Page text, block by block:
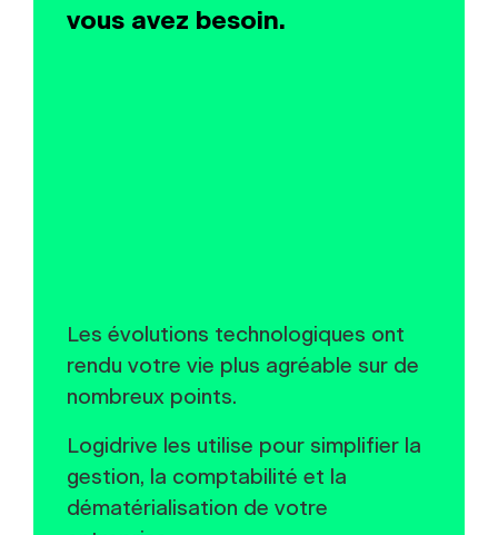
vous avez besoin.
Les évolutions technologiques ont
rendu votre vie plus agréable sur de
nombreux points.
Logidrive les utilise pour simplifier la
gestion, la comptabilité et la
dématérialisation de votre